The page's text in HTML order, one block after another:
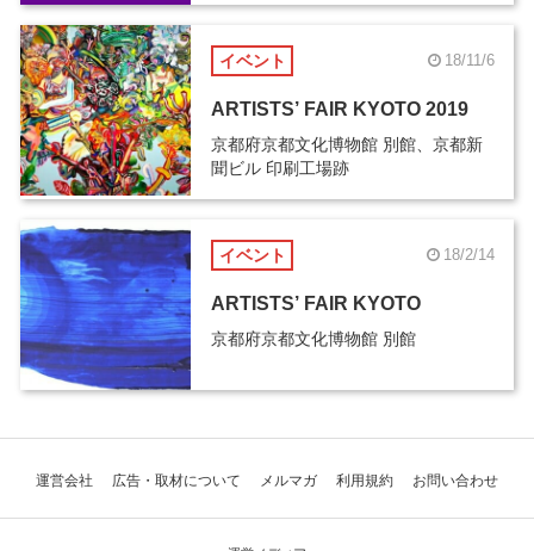
イベント 18/11/6
ARTISTS’ FAIR KYOTO 2019
京都府京都文化博物館 別館、京都新
聞ビル 印刷工場跡
イベント 18/2/14
ARTISTS’ FAIR KYOTO
京都府京都文化博物館 別館
運営会社 広告・取材について メルマガ 利用規約 お問い合わせ